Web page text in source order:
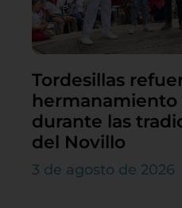
Tordesillas
durante las
del Novillo
3 de agosto de 2026